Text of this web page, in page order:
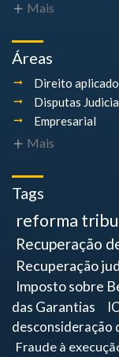
Mais
Áreas
Direito
Disputas
Empresarial
Mais
Tags
reforma
Recuperação
Recuperação
Imposto sobre
das Garantias
desconsideração
Fraude à